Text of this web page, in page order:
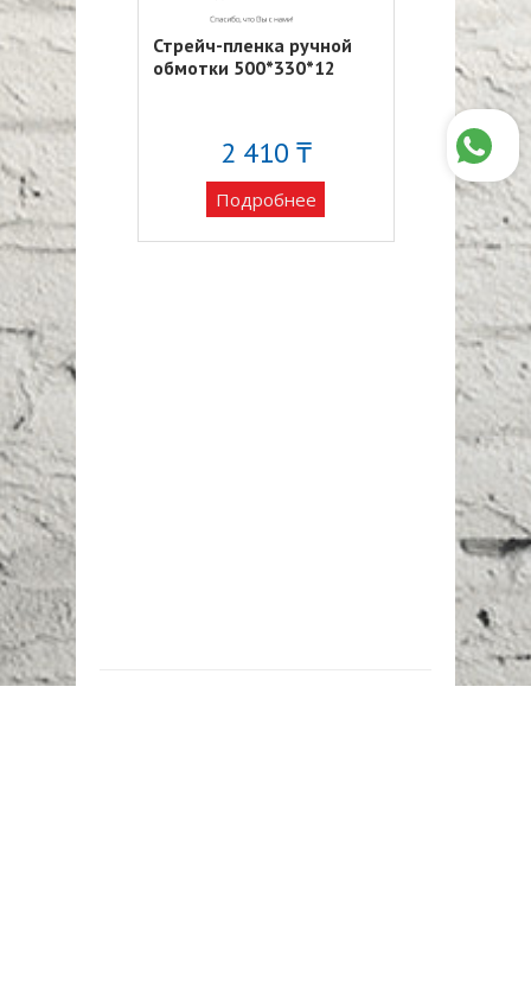
Стрейч-пленка ручной
обмотки 500*330*12
2 410 ₸
Подробнее